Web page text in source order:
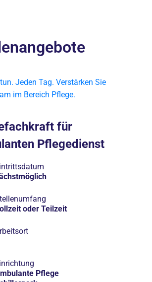
für
Pflegedienst
oder Teilzeit
Pflege